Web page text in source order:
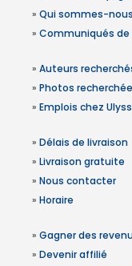
» Qui sommes-
» Communiqués de
» Auteurs
» Photos
» Emplois chez
» Délais de livraison
» Livraison gratuite
» Nous contacter
» Horaire
» Gagner des
» Devenir affilié